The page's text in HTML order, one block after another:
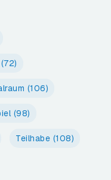
(72)
(106)
(98)
Teilhabe (108)